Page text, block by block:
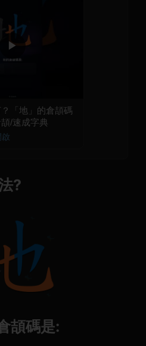
▶
？「地」的倉頡碼
/速成字典
?
頡碼是: